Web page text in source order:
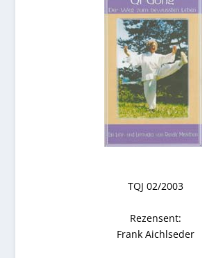
TQJ 02/2003
Rezensent:
Frank Aichlseder